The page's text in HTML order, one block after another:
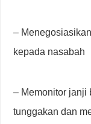
–
kepada nasabah
– Memonitor janji
tunggakan dan